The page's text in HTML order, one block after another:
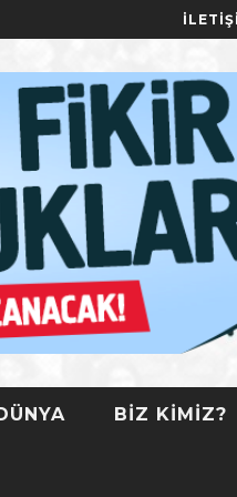
BIZ KIMIZ?